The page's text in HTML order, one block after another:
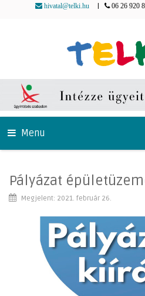
hivatal@telki.hu 06 26 920
Menu
Pályázat
Megjelent: 2021. február 26.